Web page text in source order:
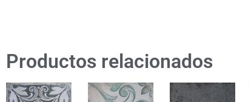
Productos relacionados